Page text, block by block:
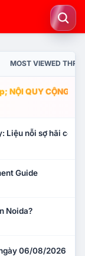
MOST VIEWED
NỘI QUY CỘNG
Liệu nỗi sợ hãi có
Guide
Noida?
06/08/2026